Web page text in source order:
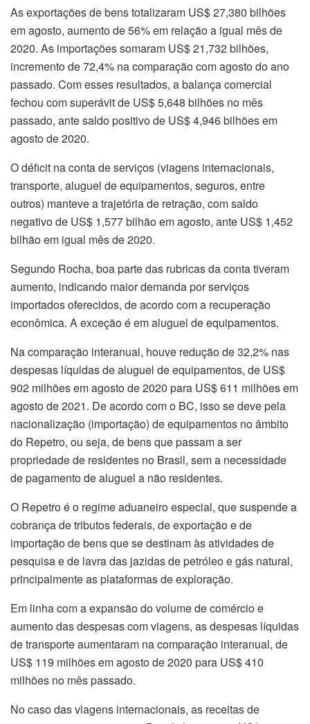
As exportações de bens totalizaram US$ 27,380 bilhões
em agosto, aumento de 56% em relação a igual mês de
2020. As importações somaram US$ 21,732 bilhões,
incremento de 72,4% na comparação com agosto do ano
passado. Com esses resultados, a balança comercial
fechou com superávit de US$ 5,648 bilhões no mês
passado, ante saldo positivo de US$ 4,946 bilhões em
agosto de 2020.
O déficit na conta de serviços (viagens internacionais,
transporte, aluguel de equipamentos, seguros, entre
outros) manteve a trajetória de retração, com saldo
negativo de US$ 1,577 bilhão em agosto, ante US$ 1,452
bilhão em igual mês de 2020.
Segundo Rocha, boa parte das rubricas da conta tiveram
aumento, indicando maior demanda por serviços
importados oferecidos, de acordo com a recuperação
econômica. A exceção é em aluguel de equipamentos.
Na comparação interanual, houve redução de 32,2% nas
despesas líquidas de aluguel de equipamentos, de US$
902 milhões em agosto de 2020 para US$ 611 milhões em
agosto de 2021. De acordo com o BC, isso se deve pela
nacionalização (importação) de equipamentos no âmbito
do Repetro, ou seja, de bens que passam a ser
propriedade de residentes no Brasil, sem a necessidade
de pagamento de aluguel a não residentes.
O Repetro é o regime aduaneiro especial, que suspende a
cobrança de tributos federais, de exportação e de
importação de bens que se destinam às atividades de
pesquisa e de lavra das jazidas de petróleo e gás natural,
principalmente as plataformas de exploração.
Em linha com a expansão do volume de comércio e
aumento das despesas com viagens, as despesas líquidas
de transporte aumentaram na comparação interanual, de
US$ 119 milhões em agosto de 2020 para US$ 410
milhões no mês passado.
No caso das viagens internacionais, as receitas de